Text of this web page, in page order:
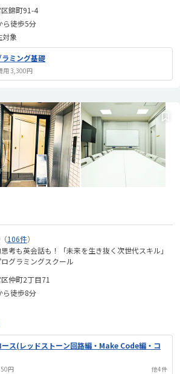
錦町91-4
ら徒歩5分
対象
ミング基礎
用 3,300円
（106件）
考も英会話も！「未来を生き抜く次世代スキル」
グラミングスクール
仲町2丁目71
ら徒歩8分
ース(レッドストーン回路編・Make Code編・コ
円 他4件